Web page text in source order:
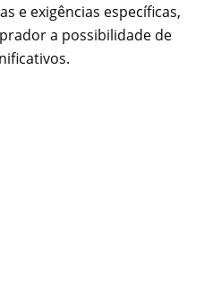
e exigências específicas,
a possibilidade de